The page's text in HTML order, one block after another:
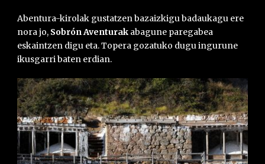
Abentura-kirolak gustatzen bazaizkigu badaukagu ere
nora jo, Sobrón Aventurak abagune paregabea
eskaintzen digu eta. Topera gozatuko dugu ingurune
ikusgarri baten erdian.